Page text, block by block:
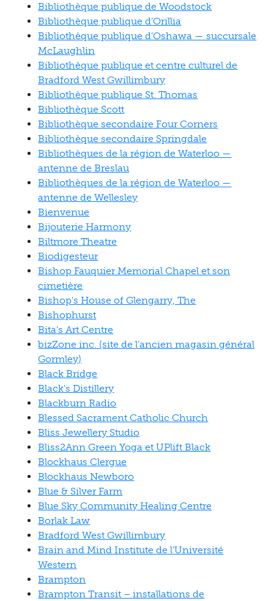
Bibliothèque publique de Woodstock
Bibliothèque publique d’Orillia
Bibliothèque publique d’Oshawa — succursale
McLaughlin
Bibliothèque publique et centre culturel de
Bradford West Gwillimbury
Bibliothèque publique St. Thomas
Bibliothèque Scott
Bibliothèque secondaire Four Corners
Bibliothèque secondaire Springdale
Bibliothèques de la région de Waterloo —
antenne de Breslau
Bibliothèques de la région de Waterloo —
antenne de Wellesley
Bienvenue
Bijouterie Harmony
Biltmore Theatre
Biodigesteur
Bishop Fauquier Memorial Chapel et son
cimetière
Bishop's House of Glengarry, The
Bishophurst
Bita’s Art Centre
bizZone inc. (site de l’ancien magasin général
Gormley)
Black Bridge
Black's Distillery
Blackburn Radio
Blessed Sacrament Catholic Church
Bliss Jewellery Studio
Bliss2Ann Green Yoga et UPlift Black
Blockhaus Clergue
Blockhaus Newboro
Blue & Silver Farm
Blue Sky Community Healing Centre
Borlak Law
Bradford West Gwillimbury
Brain and Mind Institute de l’Université
Western
Brampton
Brampton Transit – installations de